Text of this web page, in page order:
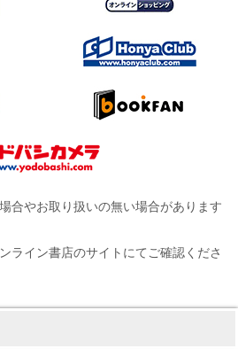
合やお取り扱いの無い場合があります
ライン書店のサイトにてご確認くださ